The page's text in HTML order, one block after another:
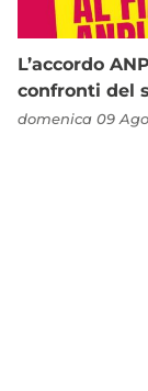
L’accordo
confronti del
domenica 09